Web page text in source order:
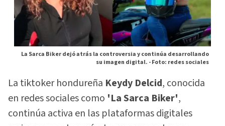
La Sarca Biker dejó atrás la controversia y continúa desarrollando
su imagen digital. -Foto: redes sociales
La tiktoker hondureña Keydy Delcid, conocida
en redes sociales como 'La Sarca Biker',
continúa activa en las plataformas digitales